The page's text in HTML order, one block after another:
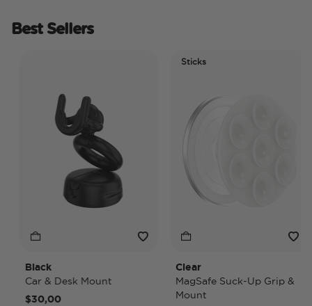
Best Sellers
Black
Car & Desk Mount
$30,00
Sticks
Clear
MagSafe Suck-Up Grip &
Mount